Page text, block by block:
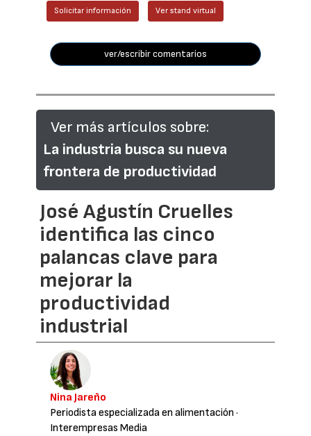
Solicitar información Ver stand virtual
ver/escribir comentarios
Ver más artículos sobre:
La industria busca su nueva
frontera de productividad
José Agustín Cruelles
identifica las cinco
palancas clave para
mejorar la
productividad
industrial
Nina Jareño
Periodista especializada en alimentación ·
Interempresas Media